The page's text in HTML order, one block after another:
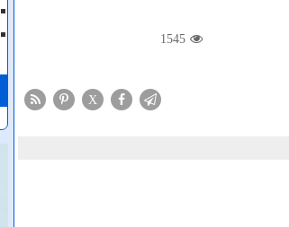
1545
X